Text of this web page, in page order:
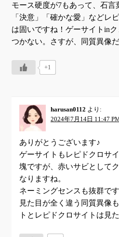
モース硬度が7もあって、石言
「決意」「確かな愛」などレ
は固いですね！ゲーサイトin
つかない。さすが、同質異像
+1
harusan0112 より:
2024年7月14日 11:47
ありがとうございます♪
ゲーサイトもレピドクロサ
塊ですが、赤いサビとして
なりますね。
ネーミングセンスも抜群です
見た目が全く違う同質異像
トとレピドクロサイトは見